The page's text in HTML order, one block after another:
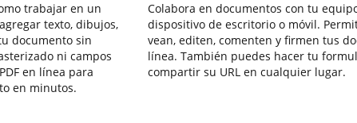
trabajar en un
texto, dibujos,
documento sin
ni campos
en línea para
en minutos.
Colabora en documentos con tu
dispositivo de escritorio o móvil.
vean, editen, comenten y firmen tus
línea. También puedes hacer tu
compartir su URL en cualquier lugar.